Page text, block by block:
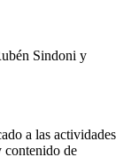
Sindoni y
a las actividades
contenido de